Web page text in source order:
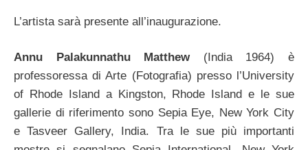
L’artista sarà presente all’inaugurazione.
Annu Palakunnathu Matthew (India 1964) è
professoressa di Arte (Fotografia) presso l’University
of Rhode Island a Kingston, Rhode Island e le sue
gallerie di riferimento sono Sepia Eye, New York City
e Tasveer Gallery, India. Tra le sue più importanti